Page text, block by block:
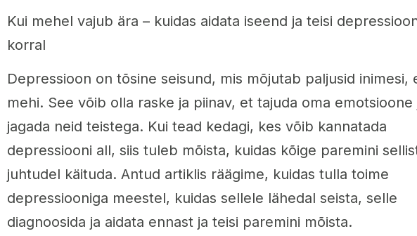
Kui mehel vajub ära – kuidas aidata iseend ja teisi
korral
Depressioon on tõsine seisund, mis mõjutab paljusid inimesi,
mehi. See võib olla raske ja piinav, et tajuda oma emotsioone
jagada neid teistega. Kui tead kedagi, kes võib kannatada
depressiooni all, siis tuleb mõista, kuidas kõige paremini
juhtudel käituda. Antud artiklis räägime, kuidas tulla toime
depressiooniga meestel, kuidas sellele lähedal seista, selle
diagnoosida ja aidata ennast ja teisi paremini mõista.